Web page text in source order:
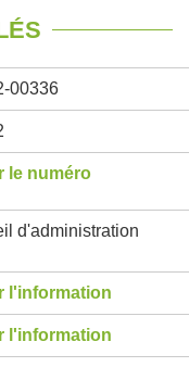
00336
le numéro
d'administration
l'information
l'information